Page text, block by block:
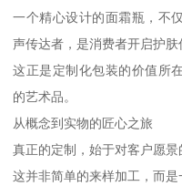
一个精心设计的面霜瓶，不
声传达者，是消费者开启护肤
这正是定制化包装的价值
的艺术品。
从概念到实物的匠心之旅
真正的定制，始于对客户愿景
这并非简单的来样加工，而是